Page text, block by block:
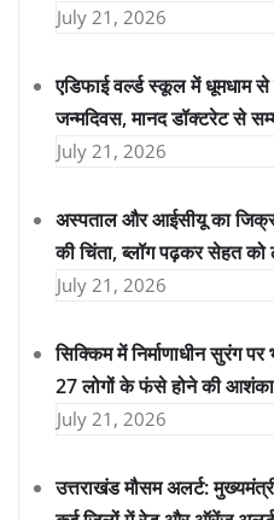
July 21, 2026
एडिफाई वर्ल्ड स्कूल में धूमधाम
जन्मदिवस, मानद डॉक्टरेट से
July 21, 2026
अस्पताल और आईसीयू का
की चिंता, ब्लॉग पढ़कर सेहत
July 21, 2026
सिक्किम में निर्माणाधीन सुरंग
27 लोगों के फंसे होने की आशंका,
July 21, 2026
उत्तराखंड मौसम अलर्ट: